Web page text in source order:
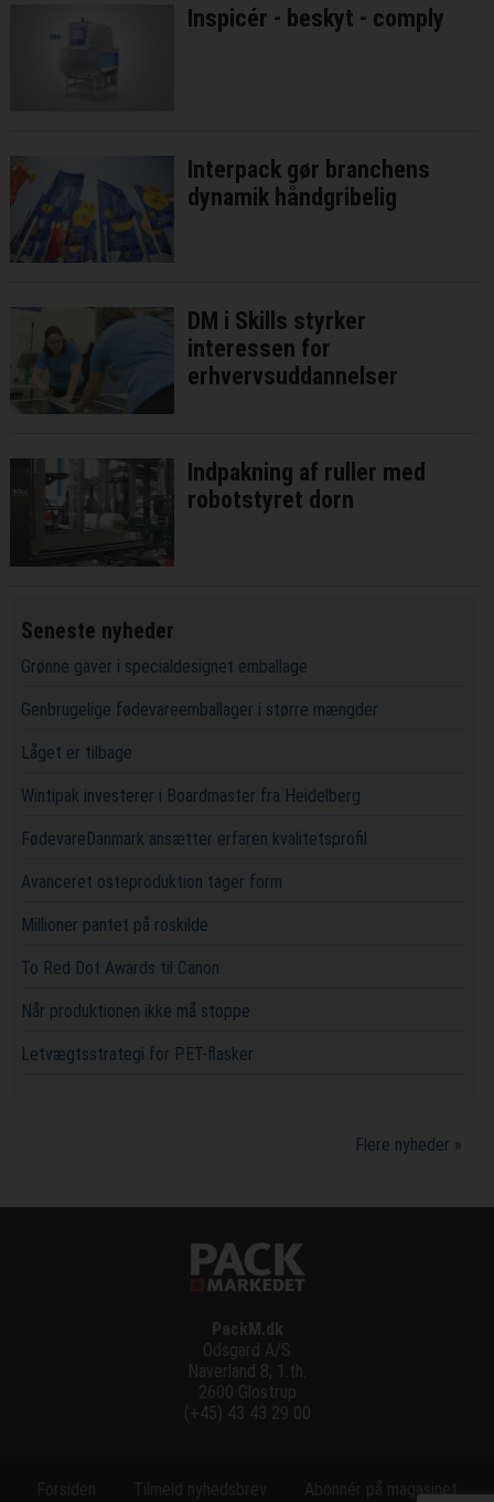
Inspicér - beskyt - comply
Interpack gør branchens
dynamik håndgribelig
DM i Skills styrker
interessen for
erhvervsuddannelser
Indpakning af ruller med
robotstyret dorn
Seneste nyheder
Grønne gaver i specialdesignet emballage
Genbrugelige fødevareemballager i større mængder
Låget er tilbage
Wintipak investerer i Boardmaster fra Heidelberg
FødevareDanmark ansætter erfaren kvalitetsprofil
Avanceret osteproduktion tager form
Millioner pantet på roskilde
To Red Dot Awards til Canon
Når produktionen ikke må stoppe
Letvægtsstrategi for PET-flasker
Flere nyheder »
PackM.dk
Odsgard A/S
Naverland 8, 1.th.
2600 Glostrup
(+45) 43 43 29 00